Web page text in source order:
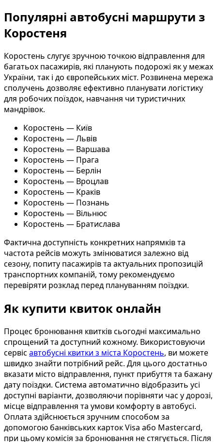
Популярні автобусні маршрути з
Коростеня
Коростень слугує зручною точкою відправлення для
багатьох пасажирів, які планують подорожі як у межах
України, так і до європейських міст. Розвинена мережа
сполучень дозволяє ефективно планувати логістику
для робочих поїздок, навчання чи туристичних
мандрівок.
Коростень — Київ
Коростень — Львів
Коростень — Варшава
Коростень — Прага
Коростень — Берлін
Коростень — Вроцлав
Коростень — Краків
Коростень — Познань
Коростень — Вільнюс
Коростень — Братислава
Фактична доступність конкретних напрямків та
частота рейсів можуть змінюватися залежно від
сезону, попиту пасажирів та актуальних пропозицій
транспортних компаній, тому рекомендуємо
перевіряти розклад перед плануванням поїздки.
Як купити квиток онлайн
Процес бронювання квитків сьогодні максимально
спрощений та доступний кожному. Використовуючи
сервіс автобусні квитки з міста Коростень, ви можете
швидко знайти потрібний рейс. Для цього достатньо
вказати місто відправлення, пункт прибуття та бажану
дату поїздки. Система автоматично відобразить усі
доступні варіанти, дозволяючи порівняти час у дорозі,
місце відправлення та умови комфорту в автобусі.
Оплата здійснюється зручним способом за
допомогою банківських карток Visa або Mastercard,
при цьому комісія за бронювання не стягується. Після